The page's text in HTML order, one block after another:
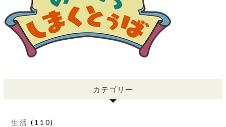
カテゴリー
生活 (110)